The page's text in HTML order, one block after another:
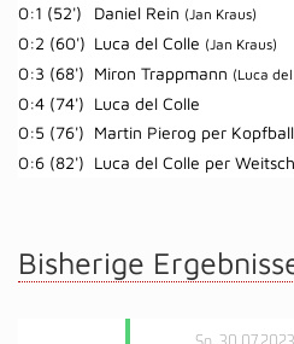
0:1 (52') Daniel Rein (Jan Kraus)
0:2 (60') Luca del Colle (Jan Kraus)
0:3 (68') Miron Trappmann (Luca
0:4 (74') Luca del Colle
0:5 (76') Martin Pierog per Kopfball
0:6 (82') Luca del Colle per
Bisherige